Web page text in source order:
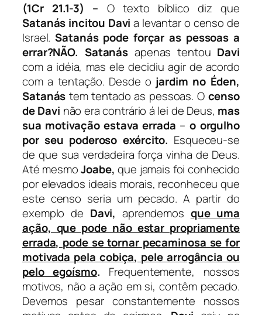
(1Cr 21.1-3) – O texto bíblico diz que
Satanás incitou Davi a levantar o censo de
Israel.Satanás pode forçar as pessoas a
errar?NÃO. Satanás apenas tentou Davi
com a idéia, mas ele decidiu agir de acordo
com a tentação. Desde o jardim no Éden,
Satanástem tentado as pessoas. O censo
de Davi não era contrário á lei de Deus, mas
sua motivação estava errada –o orgulho
por seu poderoso exército. Esqueceu-se
de que sua verdadeira força vinha de Deus.
Até mesmoJoabe, que jamais foi conhecido
por elevados ideais morais, reconheceu que
este censo seria um pecado. A partir do
exemplo de Davi, aprendemos que uma
ação, que pode não estar propriamente
errada, pode se tornar pecaminosa se for
motivada pela cobiça, pele arrogância ou
pelo egoísmo. Frequentemente, nossos
motivos, não a ação em si, contêm pecado.
Devemos pesar constantemente nossos